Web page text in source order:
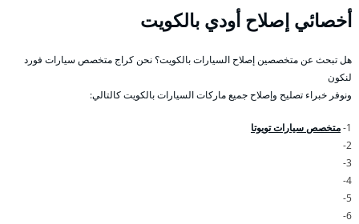
أخصائي إصلاح أودي بالكويت
هل تبحث عن متخصصين إصلاح السيارات بالكويت؟ نحن كراج متخصص سيارات فورد
لنكون
ونوفر خبراء تصليح وإصلاح جميع ماركات السيارات بالكويت كالتالي:
1- متخصص سيارات تويوتا
2-
3-
4-
5-
6-